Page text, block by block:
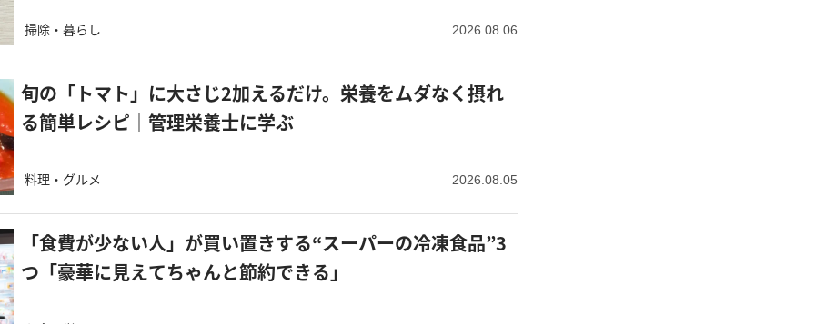
掃除・暮らし 2026.08.06
旬の「トマト」に大さじ2加えるだけ。栄養をムダなく摂れ
る簡単レシピ｜管理栄養士に学ぶ
料理・グルメ 2026.08.05
「食費が少ない人」が買い置きする“スーパーの冷凍食品”3
つ「豪華に見えてちゃんと節約できる」